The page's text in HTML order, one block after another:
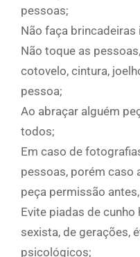
pessoas;
Não faça brincadeiras
Não toque as
cotovelo, cintura,
pessoa;
Ao abraçar alguém
todos;
Em caso de
pessoas, porém caso
peça permissão
Evite piadas de
sexista, de gerações,
psicológicos;